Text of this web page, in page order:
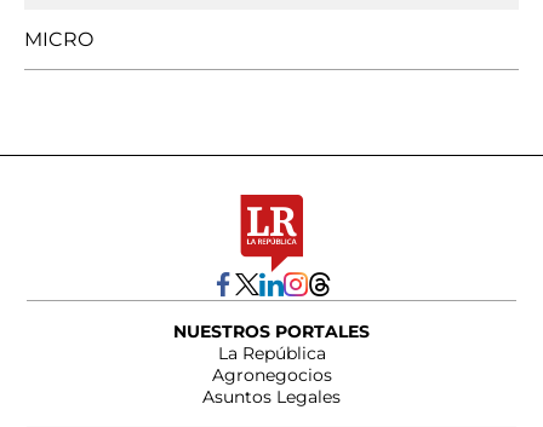
MICRO
NUESTROS PORTALES
La República
Agronegocios
Asuntos Legales